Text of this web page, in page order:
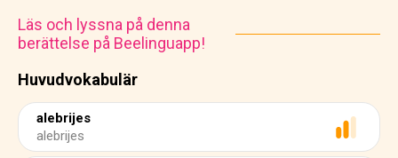
Huvudvokabulär
alebrijes
alebrijes
Läs och lyssna på denna
berättelse på Beelinguapp!